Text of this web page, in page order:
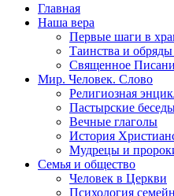
Главная
Наша вера
Первые шаги в
Таинства и
Священное
Мир. Человек. Слово
Религиозная
Пастырские
Вечные глаголы
История
Мудрецы и
Семья и общество
Человек в Церкви
Психология